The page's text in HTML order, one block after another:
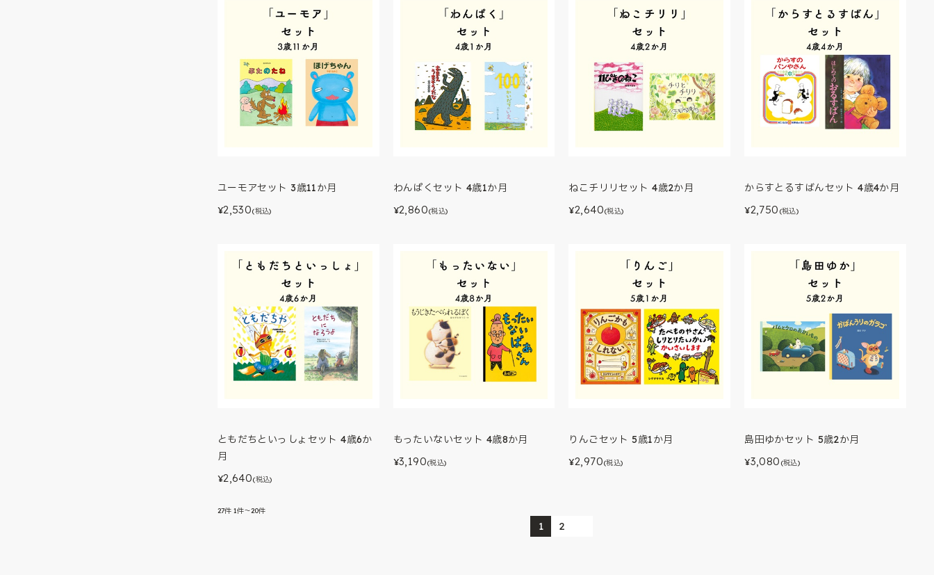
ユーモアセット 3歳11か月
¥2,530(税込)
わんぱくセット 4歳1か月
¥2,860(税込)
ねこチリリセット 4歳2か月
¥2,640(税込)
からすとるすばんセット 4歳4か月
¥2,750 (税込)
ともだちといっしょセット 4歳6か
月
¥2,640(税込)
もったいないセット 4歳8か月
¥3,190(税込)
りんごセット 5歳1か月
¥2,970(税込)
島田ゆかセット 5歳2か月
¥3,080 (税込)
27件 1件～20件
1 2